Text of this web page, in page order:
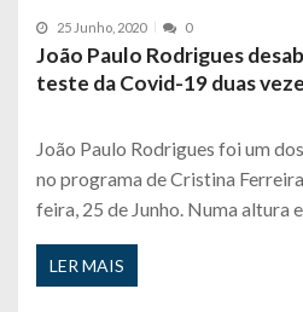
25 Junho, 2020 0
João Paulo Rodrigues
teste da Covid-19 duas
João Paulo Rodrigues foi um
no programa de Cristina
feira, 25 de Junho. Numa altura
LER MAIS